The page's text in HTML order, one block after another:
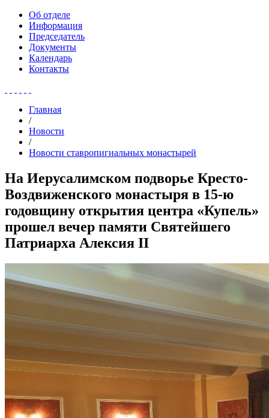
Об отделе
Информация
Председатель
Документы
Календарь
Контакты
Главная
/
Новости
/
Новости ставропигиальных монастырей
На Иерусалимском подворье Кресто-
Воздвиженского монастыря в 15-ю
годовщину открытия центра «Купель»
прошел вечер памяти Святейшего
Патриарха Алексия II